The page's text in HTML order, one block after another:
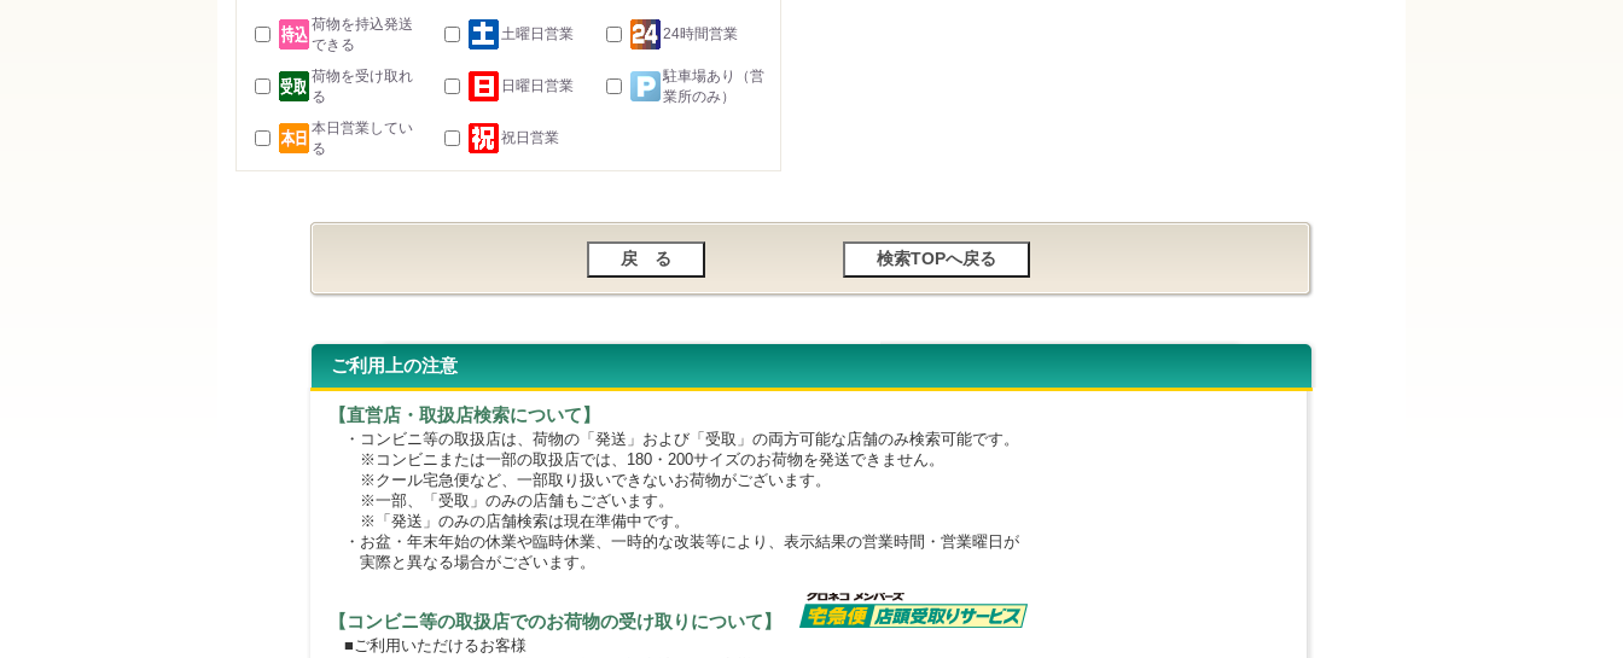
荷物を持込発送
できる
土曜日営業 24時間営業
荷物を受け取れ
る
日曜日営業
駐車場あり（営
業所のみ）
本日営業してい
る
祝日営業
ご利用上の注意
【直営店・取扱店検索について】
・コンビニ等の取扱店は、荷物の「発送」および「受取」の両方可能な店舗のみ検索可能です。
※コンビニまたは一部の取扱店では、180・200サイズのお荷物を発送できません。
※クール宅急便など、一部取り扱いできないお荷物がございます。
※一部、「受取」のみの店舗もございます。
※「発送」のみの店舗検索は現在準備中です。
・お盆・年末年始の休業や臨時休業、一時的な改装等により、表示結果の営業時間・営業曜日が
実際と異なる場合がございます。
【コンビニ等の取扱店でのお荷物の受け取りについて】
■ご利用いただけるお客様